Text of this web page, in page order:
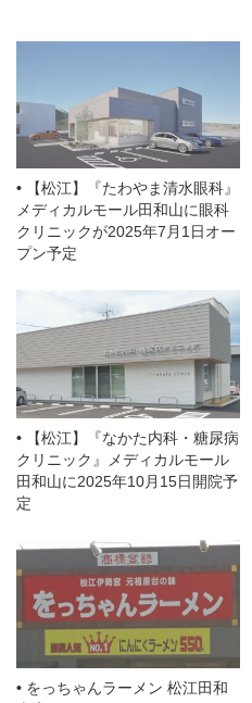
Cl
ss
ro
o
m
【松江】『たわやま清水眼科』
メディカルモール田和山に眼科
クリニックが2025年7月1日オー
プン予定
【松江】『なかた内科・糖尿病
クリニック』メディカルモール
田和山に2025年10月15日開院予
定
をっちゃんラーメン 松江田和